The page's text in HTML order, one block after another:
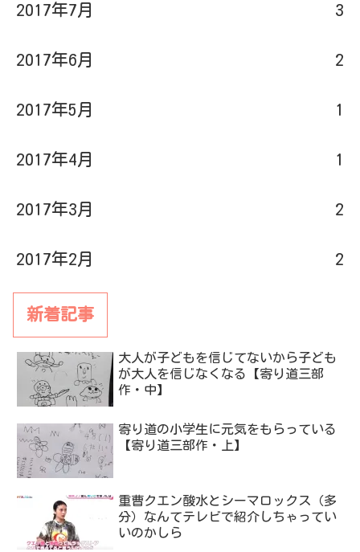
2017年7月 3
2017年6月 2
2017年5月 1
2017年4月 1
2017年3月 2
2017年2月 2
新着記事
大人が子どもを信じてないから子ども
が大人を信じなくなる【寄り道三部
作・中】
寄り道の小学生に元気をもらっている
【寄り道三部作・上】
重曹クエン酸水とシーマロックス（多
分）なんてテレビで紹介しちゃってい
いのかしら